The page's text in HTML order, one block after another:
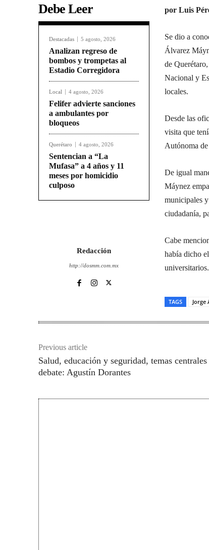
Debe Leer
Destacadas 5 agosto, 2026
Analizan regreso de
bombos y trompetas al
Estadio Corregidora
Local 4 agosto, 2026
Felifer advierte sanciones
a ambulantes por
bloqueos
Querétaro 4 agosto, 2026
Sentencian a “La
Mufasa” a 4 años y 11
meses por homicidio
culposo
Redacción
http://dosmm.com.mx
por Luis
Se dio a
Álvarez
de
Nacional y
locales.
Desde las
visita que
Autónoma
De igual
Máynez
municipales
ciudadanía,
Cabe
había dicho
universitarios.
TAGS Jorge
Previous article
Salud, educación y seguridad, temas centrales
debate: Agustín Dorantes